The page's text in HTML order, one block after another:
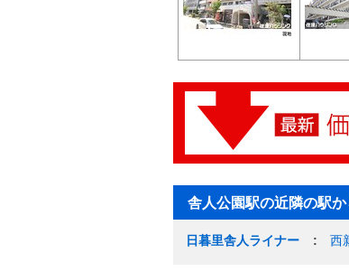
舎人公園駅の近隣の駅
日暮里舎人ライナー 西